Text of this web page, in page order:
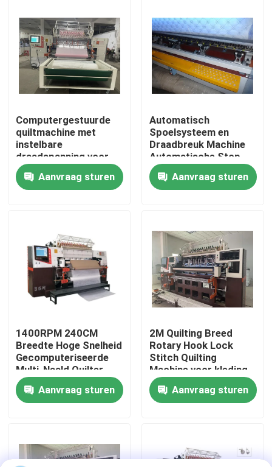
Producten
Video's
Over Ons
Fabriekstour
Kwaliteitscontrole
Neem contact met ons op
Gevallen
Computergestuurde
quiltmachine met
instelbare
draadspanning voor
consistente en
professionele
resultaten
Aanvraag sturen
Automatisch
Spoelsysteem en
Draadbreuk Machine
Automatische Stop
Computergestuurde
Quiltingmachine voor
Quilten
Aanvraag sturen
1400RPM 240CM
Breedte Hoge Snelheid
Gecomputeriseerde
Multi-Naald Quilter
met Roterende Haak​
Aanvraag sturen
2M Quilting Breed
Rotary Hook Lock
Stitch Quilting
Machine voor kleding
Aanvraag sturen